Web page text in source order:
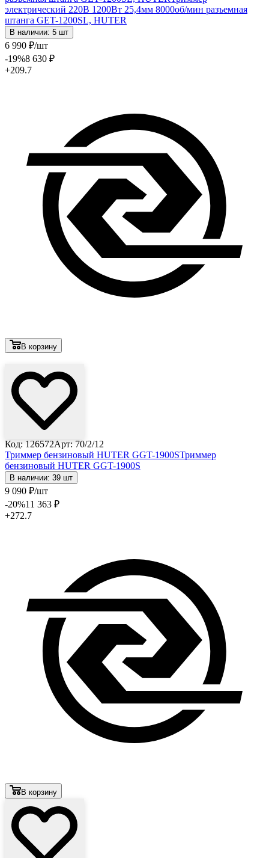
электрический 220В 1200Вт 25,4мм 8000об/мин разъемная
штанга GET-1200SL, HUTER
В наличии: 5 шт
6 990 ₽/шт
-19%8 630 ₽
+209.7
В корзину
Код: 126572Арт: 70/2/12
Триммер бензиновый HUTER GGT-1900SТриммер
бензиновый HUTER GGT-1900S
В наличии: 39 шт
9 090 ₽/шт
-20%11 363 ₽
+272.7
В корзину